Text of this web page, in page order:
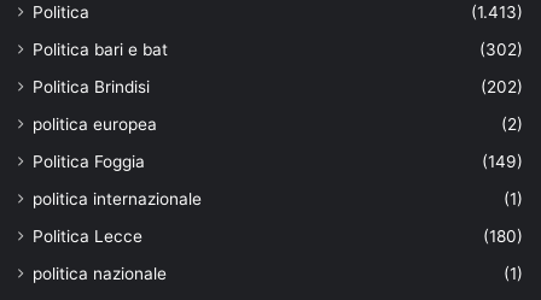
Politica
(1.413)
Politica bari e bat
(302)
Politica Brindisi
(202)
politica europea
(2)
Politica Foggia
(149)
politica internazionale
(1)
Politica Lecce
(180)
politica nazionale
(1)